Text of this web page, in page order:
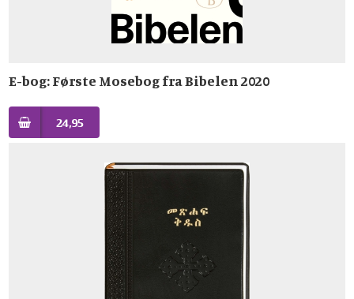
E-bog: Første Mosebog fra Bibelen 2020
24,95